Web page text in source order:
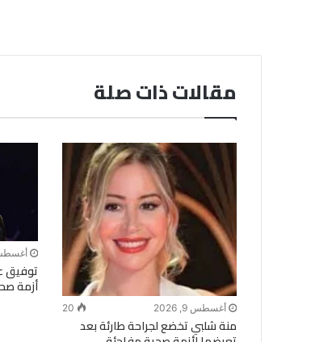
مقالات ذات صلة
أغسطس 9, 2026 20
منة شلبي تخضع لجراحة طارئة بعد
أغسطس 9,
توفيق
أزمة